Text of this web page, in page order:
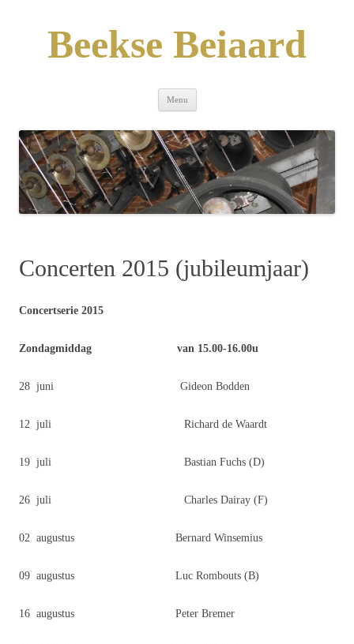
Beekse Beiaard
Menu
Concerten 2015 (jubileumjaar)
Concertserie 2015
Zondagmiddag van 15.00-16.00u
28 juni Gideon Bodden
12 juli Richard de Waardt
19 juli Bastian Fuchs (D)
26 juli Charles Dairay (F)
02 augustus Bernard Winsemius
09 augustus Luc Rombouts (B)
16 augustus Peter Bremer